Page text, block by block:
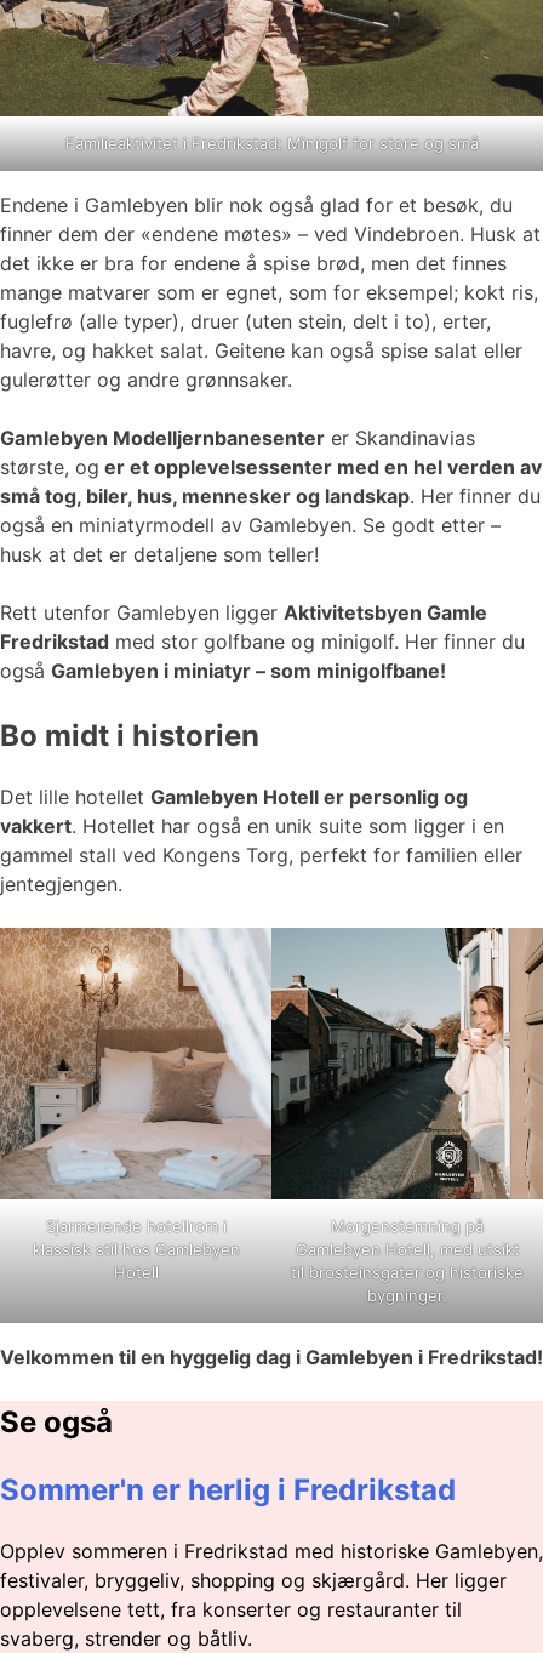
Familieaktivitet i Fredrikstad: Minigolf for store og små
Endene i Gamlebyen blir nok også glad for et besøk, du
finner dem der «endene møtes» – ved Vindebroen. Husk at
det ikke er bra for endene å spise brød, men det finnes
mange matvarer som er egnet, som for eksempel; kokt ris,
fuglefrø (alle typer), druer (uten stein, delt i to), erter,
havre, og hakket salat. Geitene kan også spise salat eller
gulerøtter og andre grønnsaker.
Gamlebyen Modelljernbanesenter er Skandinavias
største, og er et opplevelsessenter med en hel verden av
små tog, biler, hus, mennesker og landskap. Her finner du
også en miniatyrmodell av Gamlebyen. Se godt etter –
husk at det er detaljene som teller!
Rett utenfor Gamlebyen ligger Aktivitetsbyen Gamle
Fredrikstad med stor golfbane og minigolf. Her finner du
også Gamlebyen i miniatyr – som minigolfbane!
Bo midt i historien
Det lille hotellet Gamlebyen Hotell er personlig og
vakkert. Hotellet har også en unik suite som ligger i en
gammel stall ved Kongens Torg, perfekt for familien eller
jentegjengen.
Sjarmerende hotellrom i
klassisk stil hos Gamlebyen
Hotell
Morgenstemning på
Gamlebyen Hotell, med utsikt
til brosteinsgater og historiske
bygninger.
Velkommen til en hyggelig dag i Gamlebyen i Fredrikstad!
Se også
Sommer'n er herlig i Fredrikstad
Opplev sommeren i Fredrikstad med historiske Gamlebyen,
festivaler, bryggeliv, shopping og skjærgård. Her ligger
opplevelsene tett, fra konserter og restauranter til
svaberg, strender og båtliv.